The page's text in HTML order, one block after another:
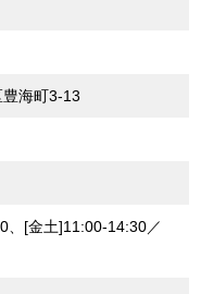
海町3-13
、[金土]11:00-14:30／